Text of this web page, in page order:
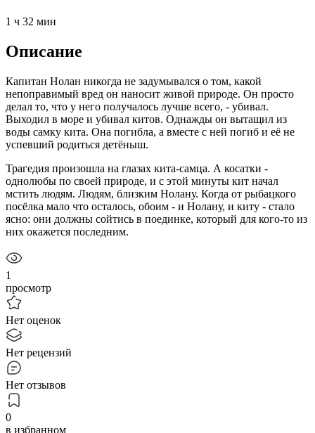
1 ч 32 мин
Описание
Капитан Нолан никогда не задумывался о том, какой
непоправимый вред он наносит живой природе. Он просто
делал то, что у него получалось лучше всего, - убивал.
Выходил в море и убивал китов. Однажды он вытащил из
воды самку кита. Она погибла, а вместе с ней погиб и её не
успевший родиться детёныш.
Трагедия произошла на глазах кита-самца. А косатки -
однолюбы по своей природе, и с этой минуты кит начал
мстить людям. Людям, близким Нолану. Когда от рыбацкого
посёлка мало что осталось, обоим - и Нолану, и киту - стало
ясно: они должны сойтись в поединке, который для кого-то из
них окажется последним.
1
просмотр
Нет оценок
Нет рецензий
Нет отзывов
0
в избранном